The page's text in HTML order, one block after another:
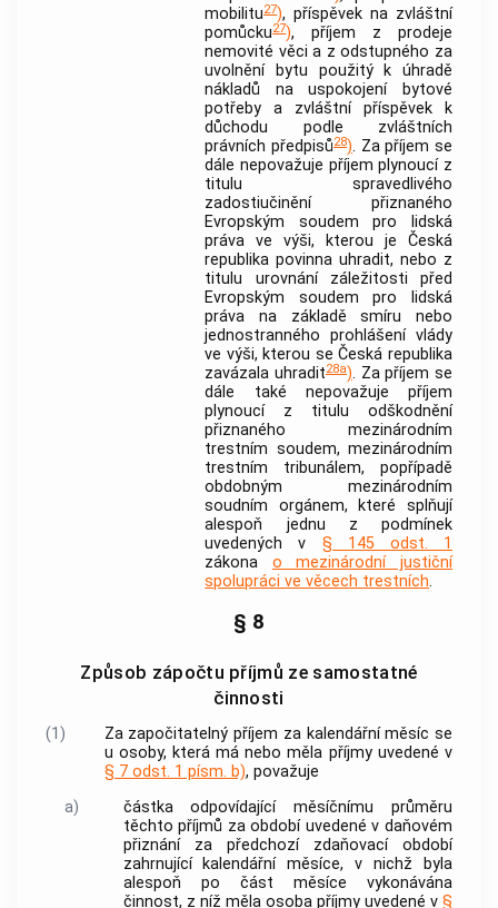
mobilitu27), příspěvek na zvláštní
pomůcku27), příjem z prodeje
nemovité věci a z odstupného za
uvolnění
bytu použitý k úhradě
nákladů na uspokojení bytové
potřeby a zvláštní příspěvek k
důchodu podle zvláštních
právních předpisů28). Za příjem se
dále nepovažuje příjem plynoucí z
titulu spravedlivého
zadostiučinění přiznaného
Evropským soudem pro lidská
práva ve výši, kterou je Česká
republika povinna uhradit, nebo z
titulu urovnání záležitosti před
Evropským soudem pro lidská
práva na základě smíru nebo
jednostranného prohlášení vlády
ve výši, kterou se Česká republika
zavázala uhradit28a). Za příjem se
dále také nepovažuje příjem
plynoucí z titulu odškodnění
přiznaného mezinárodním
trestním soudem, mezinárodním
trestním tribunálem, popřípadě
obdobným mezinárodním
soudním orgánem, které splňují
alespoň jednu z podmínek
uvedených v § 145 odst. 1
zákona o mezinárodní justiční
spolupráci ve věcech trestních.
§ 8
Způsob zápočtu příjmů ze samostatné
činnosti
(1)
Za započitatelný příjem za kalendářní měsíc se
u osoby, která má nebo měla příjmy uvedené v
§ 7 odst. 1 písm. b), považuje
a)
částka odpovídající měsíčnímu průměru
těchto příjmů za období uvedené v daňovém
přiznání za předchozí zdaňovací období
zahrnující kalendářní měsíce, v nichž byla
alespoň po část měsíce vykonávána
činnost, z níž měla osoba příjmy uvedené v §